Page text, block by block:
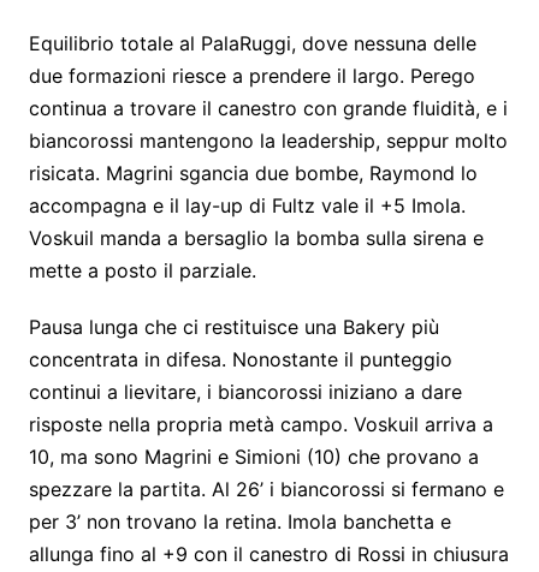
Equilibrio totale al PalaRuggi, dove nessuna delle
due formazioni riesce a prendere il largo. Perego
continua a trovare il canestro con grande fluidità, e i
biancorossi mantengono la leadership, seppur molto
risicata. Magrini sgancia due bombe, Raymond lo
accompagna e il lay-up di Fultz vale il +5 Imola.
Voskuil manda a bersaglio la bomba sulla sirena e
mette a posto il parziale.
Pausa lunga che ci restituisce una Bakery più
concentrata in difesa. Nonostante il punteggio
continui a lievitare, i biancorossi iniziano a dare
risposte nella propria metà campo. Voskuil arriva a
10, ma sono Magrini e Simioni (10) che provano a
spezzare la partita. Al 26’ i biancorossi si fermano e
per 3’ non trovano la retina. Imola banchetta e
allunga fino al +9 con il canestro di Rossi in chiusura